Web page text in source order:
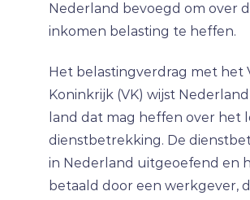
Nederland bevoegd om over
inkomen belasting te heffen.
Het belastingverdrag met het
Koninkrijk (VK) wijst Nederland
land dat mag heffen over het
dienstbetrekking. De
in Nederland uitgeoefend en
betaald door een werkgever,